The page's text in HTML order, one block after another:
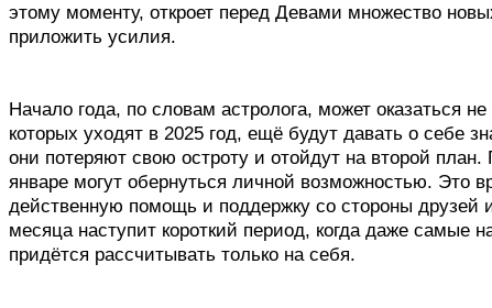
этому моменту, откроет перед Девами множество
приложить усилия.
Начало года, по словам астролога, может оказаться
которых уходят в 2025 год, ещё будут давать о себе
они потеряют свою остроту и отойдут на второй
январе могут обернуться личной возможностью. Это
действенную помощь и поддержку со стороны друзей
месяца наступит короткий период, когда даже самые
придётся рассчитывать только на себя.